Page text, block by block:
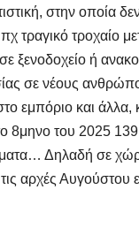
στην οποία
τραγικό τροχαίο
ξενοδοχείο ή
σε νέους
εμπόριο και άλλα,
8μηνο του 2025
Δηλαδή σε
αρχές Αυγούστου